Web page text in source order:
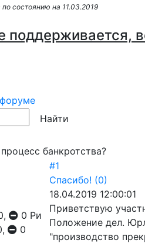
состоянию на 11.03.2019
поддерживается,
банкротства?
0 Ри
0
#1
Спасибо! (0)
18.04.2019 12:00:01
Приветствую
Положение дел.
"производство